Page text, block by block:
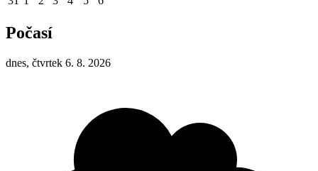
Počasí
dnes, čtvrtek 6. 8. 2026